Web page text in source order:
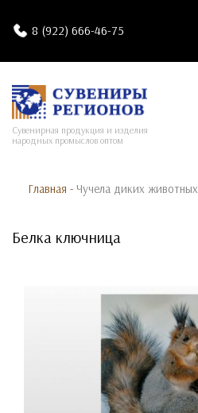
8 (922) 666-46-75
Сувенирная продукция и изделия
народных промыслов оптом
Главная - Чучела диких животных
Белка ключница